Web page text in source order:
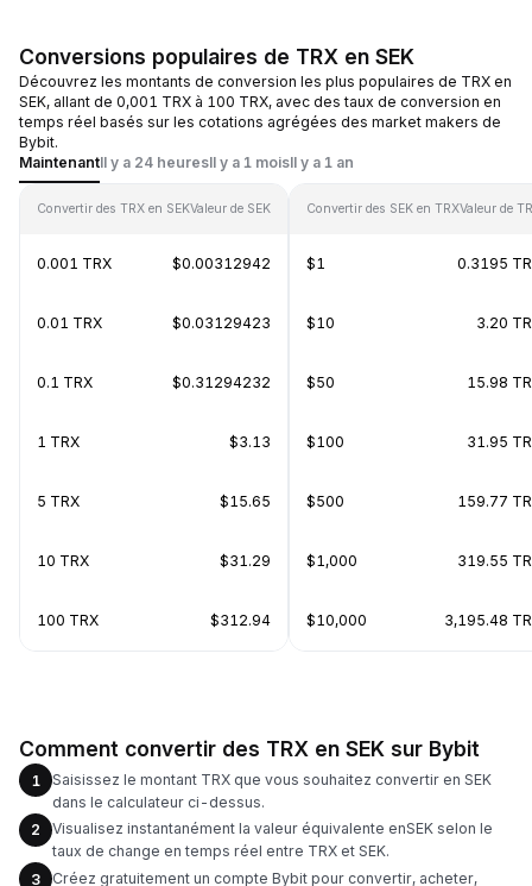
Conversions populaires de TRX en SEK
Découvrez les montants de conversion les plus populaires de TRX en
SEK, allant de 0,001 TRX à 100 TRX, avec des taux de conversion en
temps réel basés sur les cotations agrégées des market makers de
Bybit.
MaintenantIl y a 24 heuresIl y a 1 moisIl y a 1 an
Convertir des TRX en SEKValeur de SEK
0.001 TRX $0.00312942
0.01 TRX $0.03129423
0.1 TRX $0.31294232
1 TRX $3.13
5 TRX $15.65
10 TRX $31.29
100 TRX $312.94
Convertir des SEK en TRXValeur de
$1 0.3195
$10 3.20
$50 15.98
$100 31.95
$500 159.77
$1,000 319.55
$10,000 3,195.48
Comment convertir des TRX en SEK sur Bybit
1
Saisissez le montant TRX que vous souhaitez convertir en SEK
dans le calculateur ci-dessus.
2
Visualisez instantanément la valeur équivalente enSEK selon le
taux de change en temps réel entre TRX et SEK.
3
Créez gratuitement un compte Bybit pour convertir, acheter,